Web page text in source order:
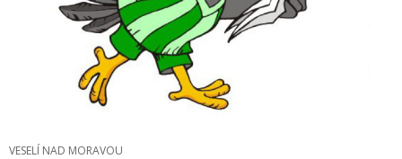
VESELÍ NAD MORAVOU